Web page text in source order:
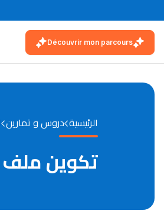
Découvrir mon parcours
الرئيسية دروس و تمارين
تكوين ملف